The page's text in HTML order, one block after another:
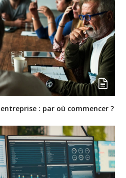
: par où commencer ?